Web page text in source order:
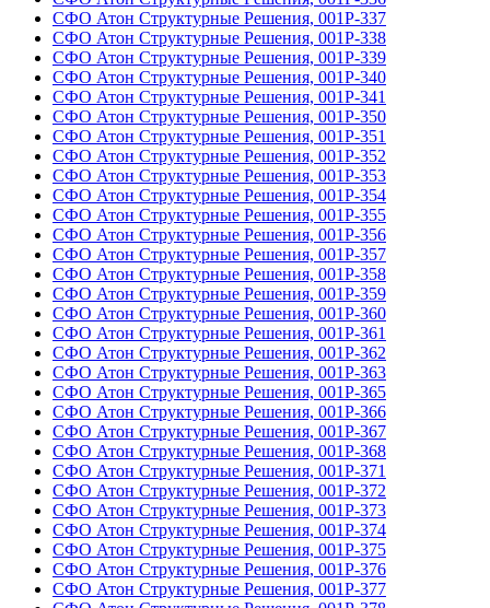
СФО Атон Структурные Решения, 001Р-337
СФО Атон Структурные Решения, 001Р-338
СФО Атон Структурные Решения, 001Р-339
СФО Атон Структурные Решения, 001Р-340
СФО Атон Структурные Решения, 001Р-341
СФО Атон Структурные Решения, 001Р-350
СФО Атон Структурные Решения, 001Р-351
СФО Атон Структурные Решения, 001Р-352
СФО Атон Структурные Решения, 001Р-353
СФО Атон Структурные Решения, 001Р-354
СФО Атон Структурные Решения, 001Р-355
СФО Атон Структурные Решения, 001Р-356
СФО Атон Структурные Решения, 001Р-357
СФО Атон Структурные Решения, 001Р-358
СФО Атон Структурные Решения, 001Р-359
СФО Атон Структурные Решения, 001Р-360
СФО Атон Структурные Решения, 001Р-361
СФО Атон Структурные Решения, 001Р-362
СФО Атон Структурные Решения, 001Р-363
СФО Атон Структурные Решения, 001Р-365
СФО Атон Структурные Решения, 001Р-366
СФО Атон Структурные Решения, 001Р-367
СФО Атон Структурные Решения, 001Р-368
СФО Атон Структурные Решения, 001Р-371
СФО Атон Структурные Решения, 001Р-372
СФО Атон Структурные Решения, 001Р-373
СФО Атон Структурные Решения, 001Р-374
СФО Атон Структурные Решения, 001Р-375
СФО Атон Структурные Решения, 001Р-376
СФО Атон Структурные Решения, 001Р-377